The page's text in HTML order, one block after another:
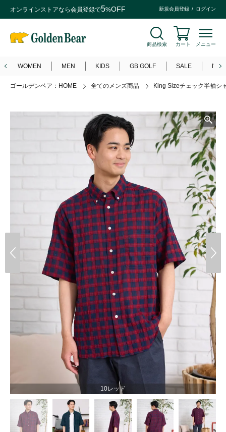
オンラインストアなら会員登録で5%OFF 新規会員登録 ログイン
商品検索 カート メニュー
WOMEN MEN KIDS GB GOLF SALE
ゴールデンベア：HOME 全てのメンズ商品 King Sizeチェック半袖シ
10レッド